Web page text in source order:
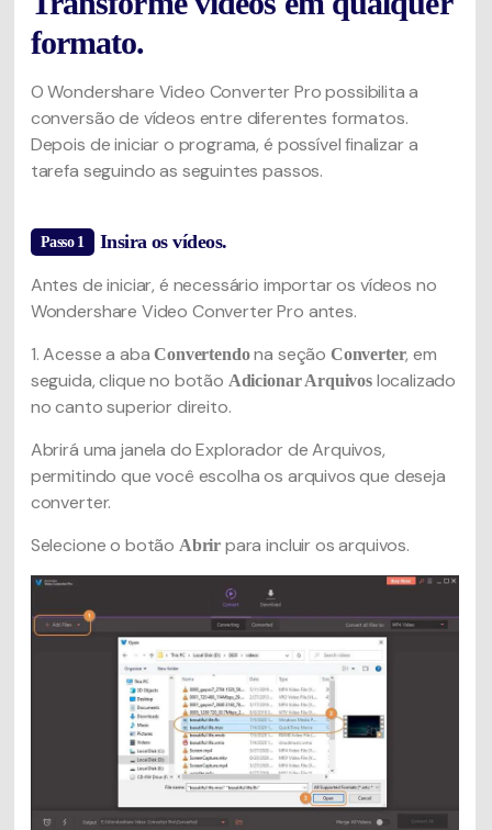
formato.
O Wondershare Video Converter Pro possibilita a
conversão de vídeos entre diferentes formatos.
Depois de iniciar o programa, é possível finalizar a
tarefa seguindo as seguintes passos.
Passo 1 Insira os vídeos.
Antes de iniciar, é necessário importar os vídeos no
Wondershare Video Converter Pro antes.
1. Acesse a abaConvertendona seção Converter, em
seguida, clique no botão Adicionar Arquivoslocalizado
no canto superior direito.
Abrirá uma janela do Explorador de Arquivos,
permitindo que você escolha os arquivos que deseja
converter.
Selecione o botão Abrir para incluir os arquivos.